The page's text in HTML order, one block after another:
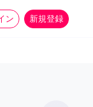
ン 新規登録
more_horiz